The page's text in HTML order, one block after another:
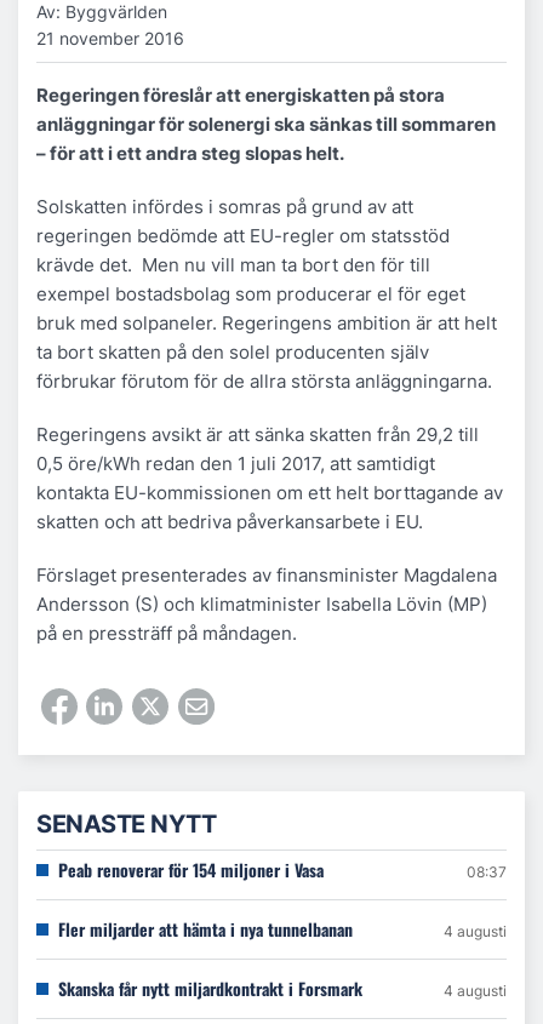
Av: Byggvärlden
21 november 2016
Regeringen föreslår att energiskatten på stora
anläggningar för solenergi ska sänkas till sommaren
– för att i ett andra steg slopas helt.
Solskatten infördes i somras på grund av att
regeringen bedömde att EU-regler om statsstöd
krävde det. Men nu vill man ta bort den för till
exempel bostadsbolag som producerar el för eget
bruk med solpaneler. Regeringens ambition är att helt
ta bort skatten på den solel producenten själv
förbrukar förutom för de allra största anläggningarna.
Regeringens avsikt är att sänka skatten från 29,2 till
0,5 öre/kWh redan den 1 juli 2017, att samtidigt
kontakta EU-kommissionen om ett helt borttagande av
skatten och att bedriva påverkansarbete i EU.
Förslaget presenterades av finansminister Magdalena
Andersson (S) och klimatminister Isabella Lövin (MP)
på en pressträff på måndagen.
SENASTE NYTT
Peab renoverar för 154 miljoner i Vasa 08:37
Fler miljarder att hämta i nya tunnelbanan 4 augusti
Skanska får nytt miljardkontrakt i Forsmark 4 augusti